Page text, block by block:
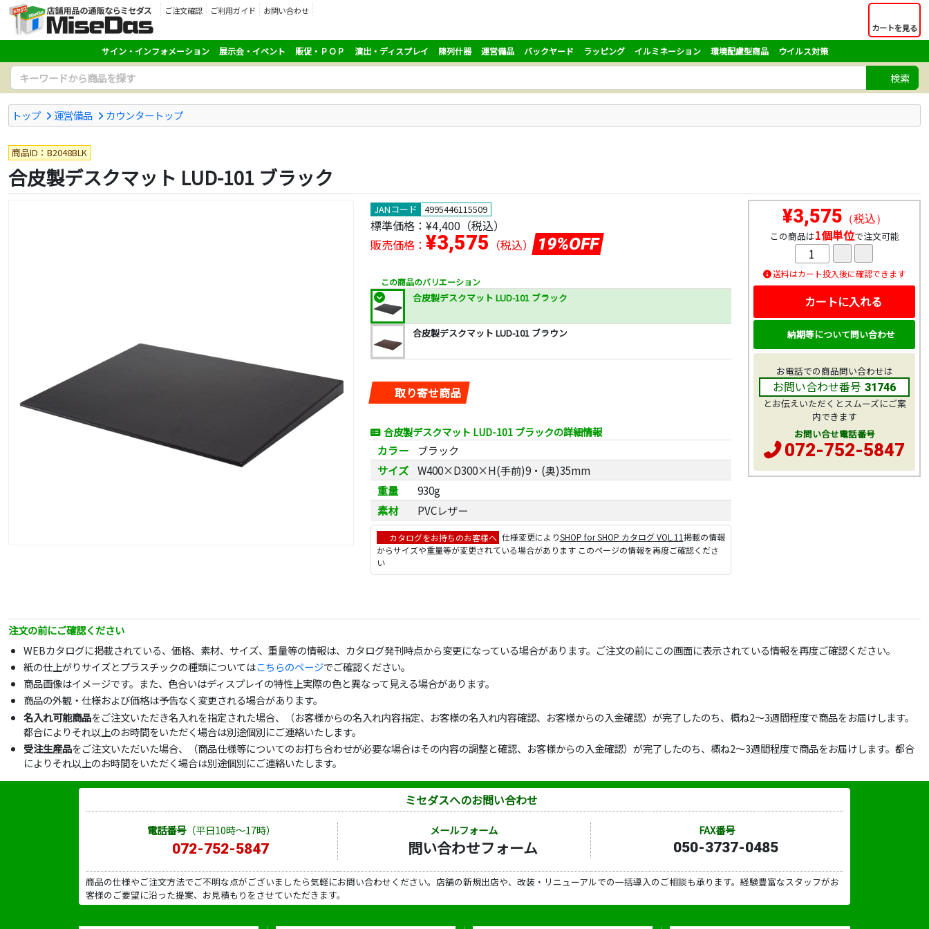
ご注文確認 ご利用ガイド
お問い合わせ
カートを見る
サイン・インフォメーション 展示会・イベント 販促・ＰＯＰ 演出・ディスプレイ 陳列什器 運営備品 バックヤード ラッピング イルミネーション 環境配慮型商品 ウイルス対策
検索
トップ 運営備品 カウンタートップ
商品ID：B2048BLK
合皮製デスクマット LUD-101 ブラック
JANコード 4995446115509
標準価格： ¥4,400 （税込）
販売価格： ¥3,575 （税込） 19%OFF
この商品のバリエーション
合皮製デスクマット LUD-101 ブラック
合皮製デスクマット LUD-101 ブラウン
取り寄せ商品
合皮製デスクマット LUD-101 ブラックの詳細情報
カラー
ブラック
サイズ W400×D300×H(手前)9・(奥)35mm
重量
930g
素材
PVCレザー
カタログをお持ちのお客様へ 仕様変更によりSHOP for SHOP カタログ VOL.11掲載の情報
からサイズや重量等が変更されている場合があります このページの情報を再度ご確認くださ
い
¥3,575 （税込）
この商品は1個単位で注文可能
送料はカート投入後に確認できます
カートに入れる
納期等について問い合わせ
お電話での商品問い合わせは
お問い合わせ番号 31746
とお伝えいただくとスムーズにご案
内できます
お問い合せ電話番号
072-752-5847
注文の前にご確認ください
WEBカタログに掲載されている、価格、素材、サイズ、重量等の情報は、カタログ発刊時点から変更になっている場合があります。ご注文の前にこの画面に表示されている情報を再度ご確認ください。
紙の仕上がりサイズとプラスチックの種類についてはこちらのページでご確認ください。
商品画像はイメージです。また、色合いはディスプレイの特性上実際の色と異なって見える場合があります。
商品の外観・仕様および価格は予告なく変更される場合があります。
名入れ可能商品をご注文いただき名入れを指定された場合、（お客様からの名入れ内容指定、お客様の名入れ内容確認、お客様からの入金確認）が完了したのち、概ね2～3週間程度で商品をお届けします。
都合によりそれ以上のお時間をいただく場合は別途個別にご連絡いたします。
受注生産品をご注文いただいた場合、（商品仕様等についてのお打ち合わせが必要な場合はその内容の調整と確認、お客様からの入金確認）が完了したのち、概ね2～3週間程度で商品をお届けします。都合
によりそれ以上のお時間をいただく場合は別途個別にご連絡いたします。
ミセダスへのお問い合わせ
電話番号（平日10時～17時）
072-752-5847
メールフォーム
問い合わせフォーム
FAX番号
050-3737-0485
商品の仕様やご注文方法でご不明な点がございましたら気軽にお問い合わせください。店舗の新規出店や、改装・リニューアルでの一括導入のご相談も承ります。経験豊富なスタッフがお
客様のご要望に沿った提案、お見積もりをさせていただきます。